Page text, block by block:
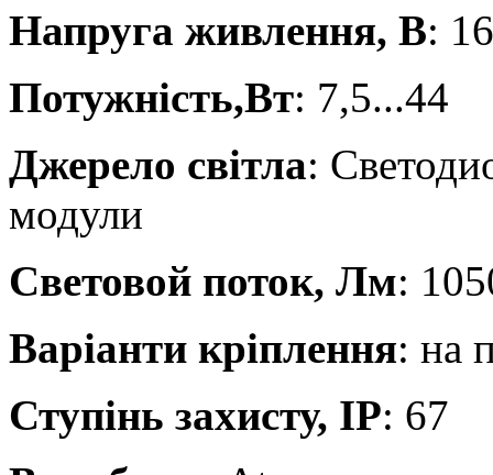
Напруга живлення, В:
Потужність,Вт: 7,5...44
Джерело світла:
модули
Световой поток, Лм:
Варіанти кріплення: на
Ступінь захисту, IP: 67